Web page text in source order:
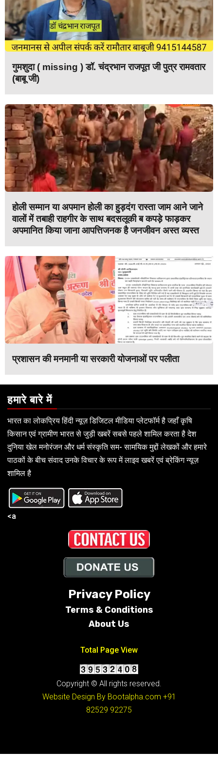
गुमशुदा ( missing ) डॉ. चंद्रभान राजपूत जी पुत्र रामवतार
(बाबू जी)
होली सम्मान या अपमान होली का हुड़दंग रास्ता जाम आने जाने
वालों में तबाही राहगीर के साथ बदसलूकी ब कपड़े फाड़कर
अपमानित किया जाना आपत्तिजनक है जनजीवन अस्त व्यस्त
प्रशासन की मनमानी या सरकारी योजनाओं पर पलीता
हमारे बारे में
भारत का लोकप्रिय हिंदी न्यूज़ डिजिटल मीडिया प्लेटफॉर्म है जहाँ कृषि
किसान एवं ग्रामीण भारत से जुड़ी खबरें सबसे पहले शामिल करता है देश
दुनिया खेल मनोरंजन और धर्म संस्कृति सम- सामयिक मुद्दों लेखकों और हमारे
पाठकों के बीच संवाद उनके विचार के रूप में लाइव खबरें एवं ब्रेकिंग न्यूज़
शामिल है
<a
Privacy Policy
Terms & Conditions
About Us
Total Page View
Copyright © All rights reserved.
Website Design By Bootalpha.com +91
82529 92275